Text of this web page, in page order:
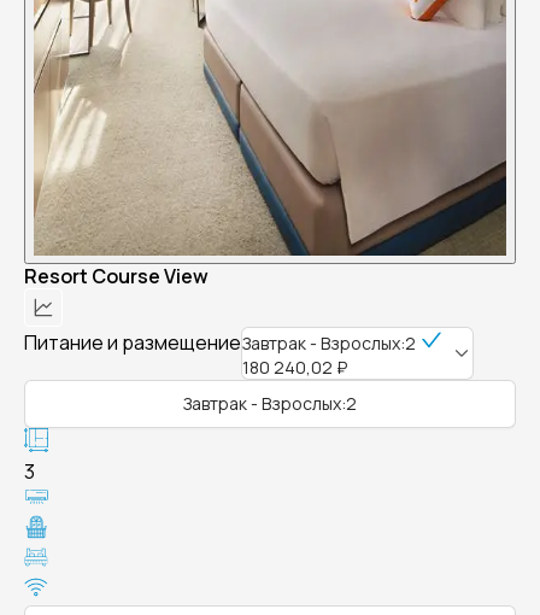
Resort Course View
Питание и размещениеЗавтрак - Взрослых:2
180 240,02 ₽
Завтрак - Взрослых:2
3